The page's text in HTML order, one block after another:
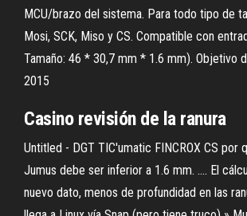
MCU/brazo del sistema. Para todo tipo de
Mosi, SCK, Miso y CS. Compatible con
Tamaño: 46 * 30,7 mm * 1.6 mm). Objetivo
2015
Casino revisión de la ranura
Untitled - DGT TIC'umatic FINCROX CS por
Jumus debe ser inferior a 1.6 mm. .... El
nuevo dato, menos de profundidad en las